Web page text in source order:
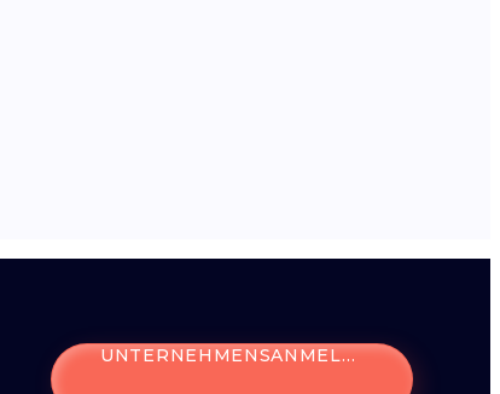
UNTERNEHMENSANMELDUNG